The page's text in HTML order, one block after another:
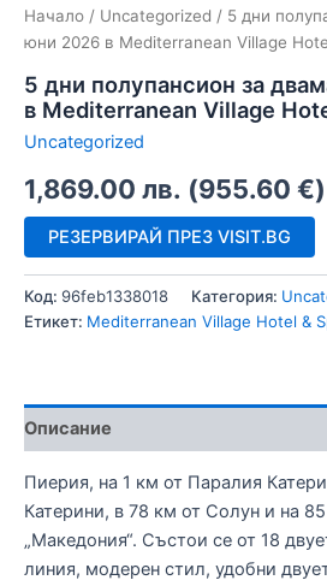
Начало / Uncategorized / 5 дни
юни 2026 в Mediterranean Village
5 дни полупансион за
в Mediterranean Village
Uncategorized
1,869.00 лв. (955.60 €)
РЕЗЕРВИРАЙ ПРЕЗ VISIT.BG
Код: 96feb1338018 Категория:
Етикет: Mediterranean Village Hotel &
Описание
Пиерия, на 1 км от Паралия
Катерини, в 78 км от Солун и на
„Македония“. Състои се от 18
линия, модерен стил, удобни